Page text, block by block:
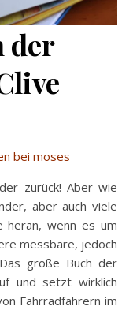
der
bei moses
zurück! Aber wie
aber auch viele
heran, wenn es um
messbare, jedoch
große Buch der
und setzt wirklich
Fahrradfahrern im